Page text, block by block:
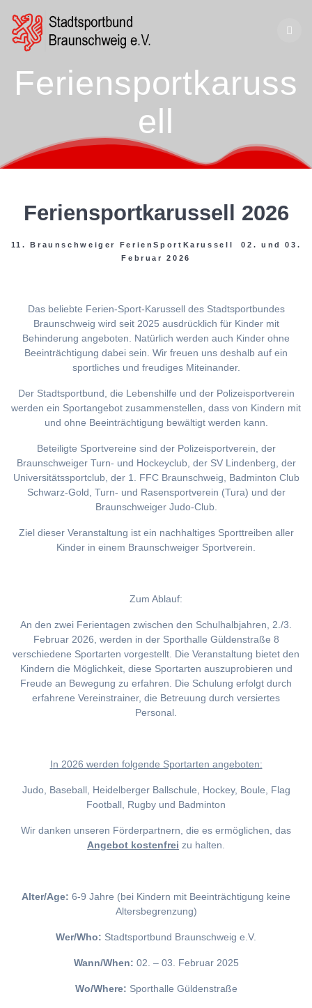
Feriensportkaruss
ell
Feriensportkarussell 2026
11. Braunschweiger FerienSportKarussell 02. und 03.
Februar 2026
Das beliebte Ferien-Sport-Karussell des Stadtsportbundes
Braunschweig wird seit 2025 ausdrücklich für Kinder mit
Behinderung angeboten. Natürlich werden auch Kinder ohne
Beeinträchtigung dabei sein. Wir freuen uns deshalb auf ein
sportliches und freudiges Miteinander.
Der Stadtsportbund, die Lebenshilfe und der Polizeisportverein
werden ein Sportangebot zusammenstellen, dass von Kindern mit
und ohne Beeinträchtigung bewältigt werden kann.
Beteiligte Sportvereine sind der Polizeisportverein, der
Braunschweiger Turn- und Hockeyclub, der SV Lindenberg, der
Universitätssportclub, der 1. FFC Braunschweig, Badminton Club
Schwarz-Gold, Turn- und Rasensportverein (Tura) und der
Braunschweiger Judo-Club.
Ziel dieser Veranstaltung ist ein nachhaltiges Sporttreiben aller
Kinder in einem Braunschweiger Sportverein.
Zum Ablauf:
An den zwei Ferientagen zwischen den Schulhalbjahren, 2./3.
Februar 2026, werden in der Sporthalle Güldenstraße 8
verschiedene Sportarten vorgestellt. Die Veranstaltung bietet den
Kindern die Möglichkeit, diese Sportarten auszuprobieren und
Freude an Bewegung zu erfahren. Die Schulung erfolgt durch
erfahrene Vereinstrainer, die Betreuung durch versiertes
Personal.
In 2026 werden folgende Sportarten angeboten:
Judo, Baseball, Heidelberger Ballschule, Hockey, Boule, Flag
Football, Rugby und Badminton
Wir danken unseren Förderpartnern, die es ermöglichen, das
Angebot kostenfrei zu halten.
Alter/Age: 6-9 Jahre (bei Kindern mit Beeinträchtigung keine
Altersbegrenzung)
Wer/Who: Stadtsportbund Braunschweig e.V.
Wann/When: 02. – 03. Februar 2025
Wo/Where: Sporthalle Güldenstraße